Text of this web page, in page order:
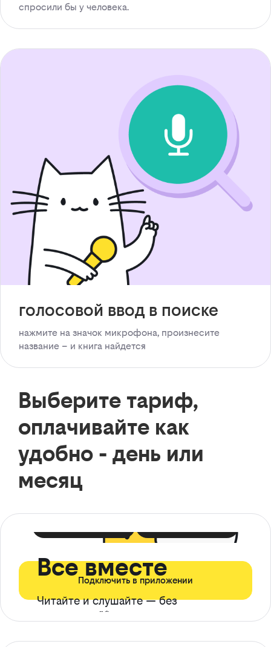
спросили бы у человека.
голосовой ввод в поиске
нажмите на значок микрофона, произнесите
название – и книга найдется
Выберите тариф,
оплачивайте как
удобно - день или
месяц
Все вместе
Читайте и слушайте — без
ограничений*
Подключить в приложении